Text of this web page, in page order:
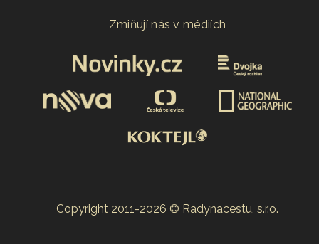
Zmiňují nás v médiích
Copyright 2011-2026 © Radynacestu, s.r.o.